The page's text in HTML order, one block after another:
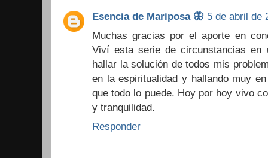
Esencia de Mariposa 🦋 5 de abril de
Muchas gracias por el aporte en
Viví esta serie de circunstancias en
hallar la solución de todos mis
en la espiritualidad y hallando muy
que todo lo puede. Hoy por hoy vivo
y tranquilidad.
Responder